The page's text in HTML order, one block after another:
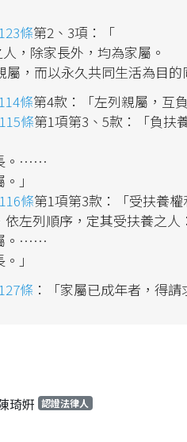
條第2、3項：「
，除家長外，均為家屬。
屬，而以永久共同生活為目的
條第4款：「左列親屬，互
條第1項第3、5款：「負扶
。……
」
條第1項第3款：「受扶養
依左列順序，定其受扶養之
。……
」
條 ：「家屬已成年者，得請
琦姸 認證法律人